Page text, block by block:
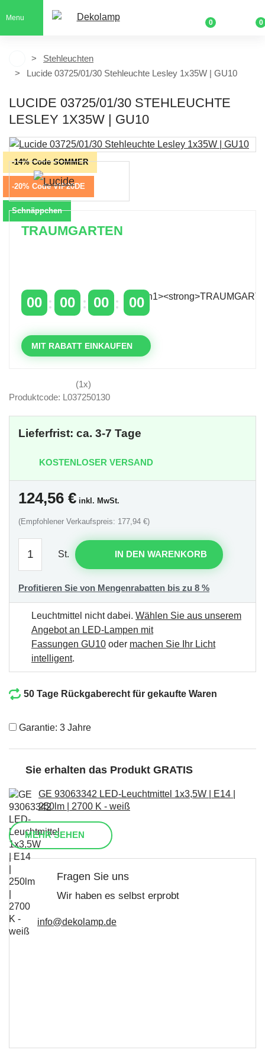
Menu
0 0
Stehleuchten
Lucide 03725/01/30 Stehleuchte Lesley 1x35W | GU10
LUCIDE 03725/01/30 STEHLEUCHTE
LESLEY 1X35W | GU10
-14% Code SOMMER
-20% Code VIP20DE
Schnäppchen
TRAUMGARTEN
00 00 00 00
MIT RABATT EINKAUFEN
(1x)
Produktcode: L037250130
Lieferfrist: ca. 3-7 Tage
KOSTENLOSER VERSAND
124,56 € inkl. MwSt.
(Empfohlener Verkaufspreis: 177,94 €)
St. IN DEN WARENKORB
Profitieren Sie von Mengenrabatten bis zu 8 %
Leuchtmittel nicht dabei. Wählen Sie aus unserem
Angebot an LED-Lampen mit
Fassungen GU10 oder machen Sie Ihr Licht
intelligent.
50 Tage Rückgaberecht für gekaufte Waren
Garantie: 3 Jahre
Sie erhalten das Produkt GRATIS
GE 93063342 LED-Leuchtmittel 1x3,5W | E14 |
250lm | 2700 K - weiß
MEHR SEHEN
Fragen Sie uns
Wir haben es selbst erprobt
info@dekolamp.de